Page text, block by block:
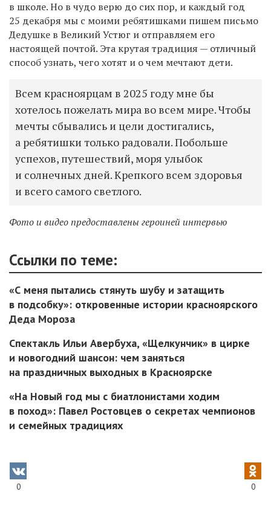
в школе. Но в чудо верю до сих пор, и каждый год
25 декабря мы с моими ребятишками пишем письмо
Дедушке в Великий Устюг и отправляем его
настоящей почтой. Эта крутая традиция — отличный
способ узнать, чего хотят и о чем мечтают дети.
Всем красноярцам в 2025 году мне бы
хотелось пожелать мира во всем мире. Чтобы
мечты сбывались и цели достигались,
а ребятишки только радовали. Побольше
успехов, путешествий, моря улыбок
и солнечных дней. Крепкого всем здоровья
и всего самого светлого.
Фото и видео предоставлены героиней интервью
Ссылки по теме:
«С меня пытались стянуть шубу и затащить
в подсобку»: откровенные истории красноярского
Деда Мороза
Спектакль Ильи Авербуха, «Щелкунчик» в цирке
и новогодний шансон: чем заняться
на праздничных выходных в Красноярске
«На Новый год мы с биатлонистами ходим
в поход»: Павел Ростовцев о секретах чемпионов
и семейных традициях
0 0